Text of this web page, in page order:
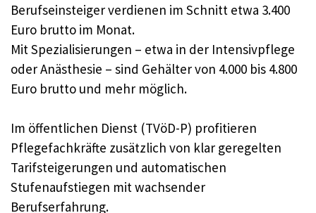
Berufseinsteiger verdienen im Schnitt etwa 3.400
Euro brutto im Monat.
Mit Spezialisierungen – etwa in der Intensivpflege
oder Anästhesie – sind Gehälter von 4.000 bis 4.800
Euro brutto und mehr möglich.
Im öffentlichen Dienst (TVöD-P) profitieren
Pflegefachkräfte zusätzlich von klar geregelten
Tarifsteigerungen und automatischen
Stufenaufstiegen mit wachsender
Berufserfahrung.